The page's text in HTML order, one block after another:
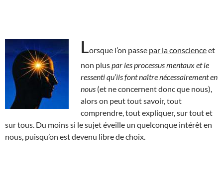
Lorsque l’on passe par la conscienceet
non pluspar les processus mentaux et le
ressenti qu’ils font naître nécessairement en
nous (et ne concernent donc que nous),
alors on peut tout savoir, tout
comprendre, tout expliquer, sur tout et
sur tous. Du moins si le sujet éveille un quelconque intérêt en
nous, puisqu’on est devenu libre de choix.